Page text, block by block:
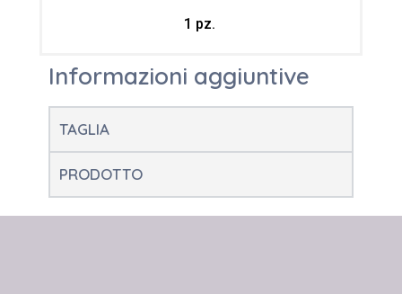
1 pz.
Informazioni aggiuntive
TAGLIA
PRODOTTO